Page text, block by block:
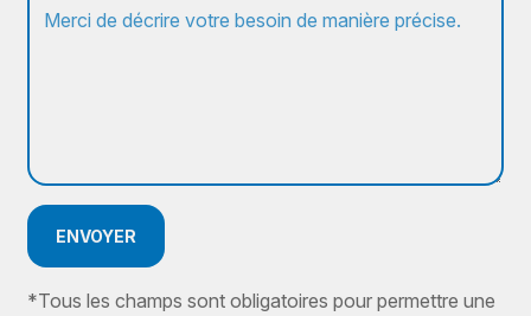
ENVOYER
*Tous les champs sont obligatoires pour permettre une